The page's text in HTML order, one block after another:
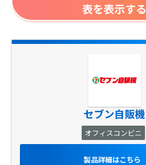
表を表示する
セブン自販機
オフィスコンビニ
製品詳細はこちら